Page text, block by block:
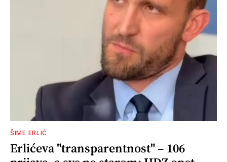
ŠIME ERLIĆ
Erlićeva "transparentnost" – 106